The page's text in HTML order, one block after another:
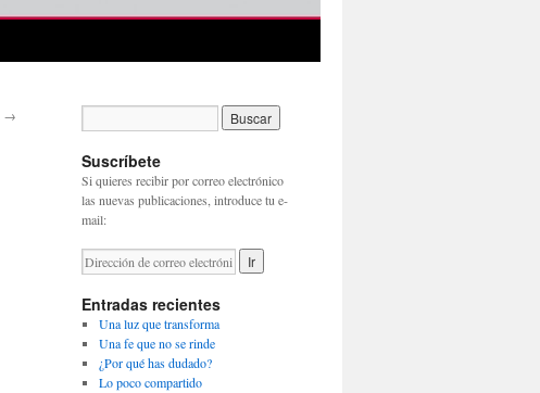
→
Suscríbete
Si quieres recibir por correo electrónico
las nuevas publicaciones, introduce tu e-
mail:
Entradas recientes
Una luz que transforma
Una fe que no se rinde
¿Por qué has dudado?
Lo poco compartido